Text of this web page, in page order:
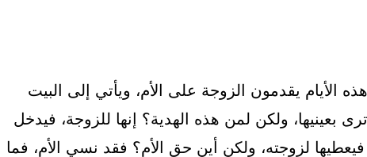
الأيام يقدمون الزوجة على الأم، ويأتي إلى البيت
بعينيها، ولكن لمن هذه الهدية؟ إنها للزوجة، فيدخل
فيعطيها لزوجته، ولكن أين حق الأم؟ فقد نسي الأم، فما